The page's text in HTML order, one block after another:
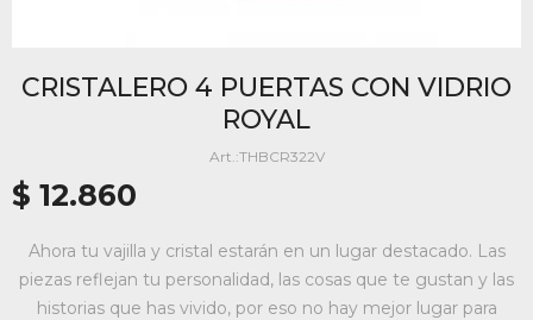
CRISTALERO 4 PUERTAS CON VIDRIO
ROYAL
THBCR322V
$ 12.860
Ahora tu vajilla y cristal estarán en un lugar destacado. Las
piezas reflejan tu personalidad, las cosas que te gustan y las
historias que has vivido, por eso no hay mejor lugar para